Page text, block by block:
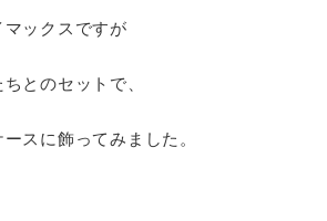
マックスですが
とのセットで、
スに飾ってみました。